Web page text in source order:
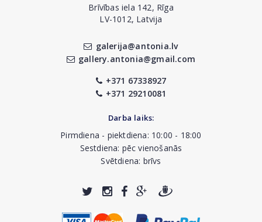
Brīvības iela 142, Rīga
LV-1012, Latvija
galerija@antonia.lv
gallery.antonia@gmail.com
+371 67338927
+371 29210081
Darba laiks:
Pirmdiena - piektdiena: 10:00 - 18:00
Sestdiena: pēc vienošanās
Svētdiena: brīvs